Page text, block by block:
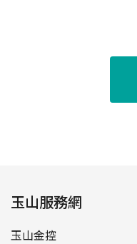
玉山服務網
玉山金控